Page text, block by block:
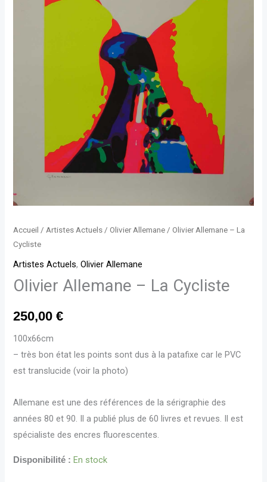
Accueil /Artistes Actuels /Olivier Allemane / Olivier Allemane – La
Cycliste
Artistes Actuels,Olivier Allemane
Olivier Allemane – La Cycliste
250,00€
100x66cm
– très bon état les points sont dus à la patafixe car le PVC
est translucide (voir la photo)
Allemane est une des références de la sérigraphie des
années 80 et 90. Il a publié plus de 60 livres et revues. Il est
spécialiste des encres fluorescentes.
Disponibilité : En stock